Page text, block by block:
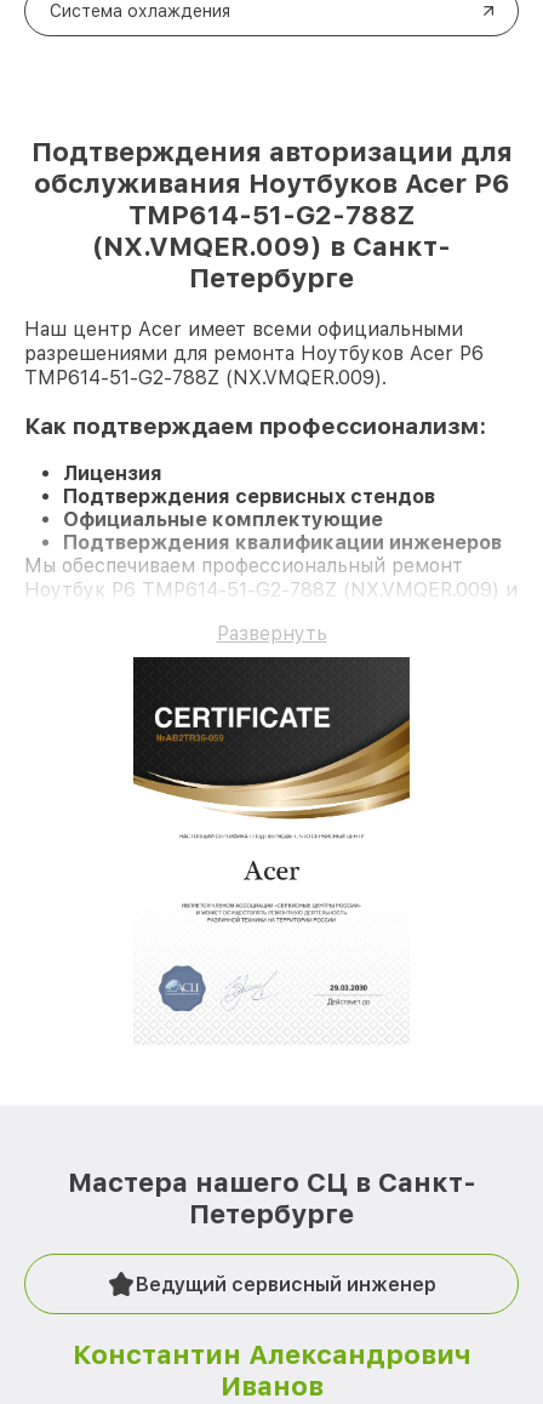
Система охлаждения
Подтверждения авторизации для
обслуживания Ноутбуков Acer P6
TMP614-51-G2-788Z
(NX.VMQER.009) в Санкт-
Петербурге
Наш центр Acer имеет всеми официальными
разрешениями для ремонта Ноутбуков Acer P6
TMP614-51-G2-788Z (NX.VMQER.009).
Как подтверждаем профессионализм:
Лицензия
Подтверждения сервисных стендов
Официальные комплектующие
Подтверждения квалификации инженеров
Мы обеспечиваем профессиональный ремонт
Ноутбук P6 TMP614-51-G2-788Z (NX.VMQER.009) и
Развернуть
Мастера нашего СЦ в Санкт-
Петербурге
Ведущий сервисный инженер
Константин Александрович
Иванов